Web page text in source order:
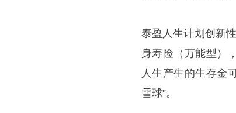
泰盈人生计划创新
身寿险（万能型）
人生产生的生存金
雪球”。